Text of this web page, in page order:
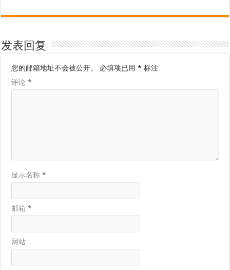
发表回复
您的邮箱地址不会被公开。 必填项已用* 标注
评论*
显示名称*
邮箱*
网站